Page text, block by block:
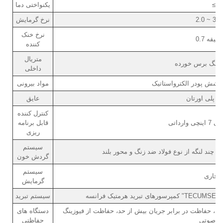
یکنواختی دما
نرخ گرمایش
نرخ خنک
کننده
متریال
داخلی
مواد بیرونی
پودر الکترواستاتیک
عایق
پلی اورتان
کنترل کننده
قابل برنامه
ریزی
سیستم
گردش خون
چند لنگه از نوع فولاد ضد زنگ و محور بلند
سیستم
گرمایش
سیستم تبرید
دستگاه های
حفاظتی
حفاظت در برابر جریان بیش از حد، حفاظت از فیوزینگ
صوتی